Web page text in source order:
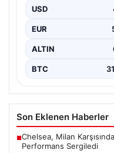
yönelik 30 şehirde
gerçekleştirildi.
USD
EUR
ALTIN
BTC
Son Eklenen Haberler
■Chelsea, Milan
Performans Sergiledi